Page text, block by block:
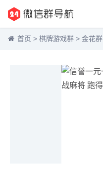
首页 > 棋牌游戏群 > 金花群